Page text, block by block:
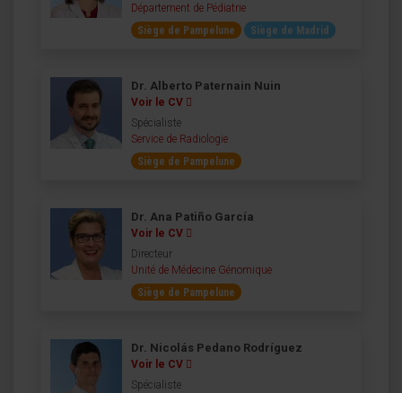
Département de Pédiatrie
Siège de Pampelune
Siège de Madrid
Dr. Alberto Paternain Nuin
Voir le CV
Spécialiste
Service de Radiologie
Siège de Pampelune
Dr. Ana Patiño García
Voir le CV
Directeur
Unité de Médecine Génomique
Siège de Pampelune
Dr. Nicolás Pedano Rodríguez
Voir le CV
Spécialiste